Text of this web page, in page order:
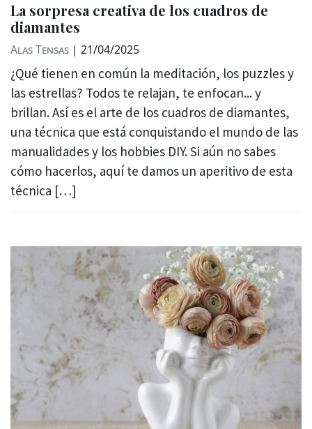
La sorpresa creativa de los cuadros de
diamantes
Alas Tensas | 21/04/2025
¿Qué tienen en común la meditación, los puzzles y
las estrellas? Todos te relajan, te enfocan... y
brillan. Así es el arte de los cuadros de diamantes,
una técnica que está conquistando el mundo de las
manualidades y los hobbies DIY. Si aún no sabes
cómo hacerlos, aquí te damos un aperitivo de esta
técnica […]